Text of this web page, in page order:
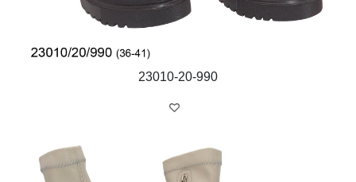
23010-20-990